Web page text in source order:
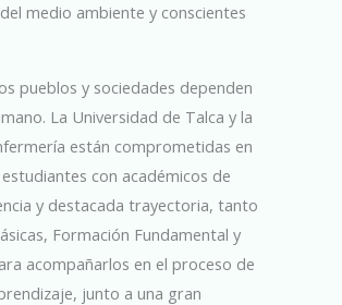
medio ambiente y conscientes
pueblos y sociedades dependen
La Universidad de Talca y la
están comprometidas en
con académicos de
y destacada trayectoria, tanto
Formación Fundamental y
acompañarlos en el proceso de
junto a una gran